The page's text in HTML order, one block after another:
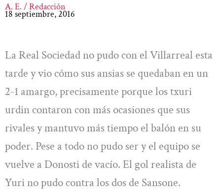
A. E. / Redacción
18 septiembre, 2016
La Real Sociedad no pudo con el Villarreal esta
tarde y vio cómo sus ansias se quedaban en un
2-1 amargo, precisamente porque los txuri
urdin contaron con más ocasiones que sus
rivales y mantuvo más tiempo el balón en su
poder. Pese a todo no pudo ser y el equipo se
vuelve a Donosti de vacío. El gol realista de
Yuri no pudo contra los dos de Sansone.